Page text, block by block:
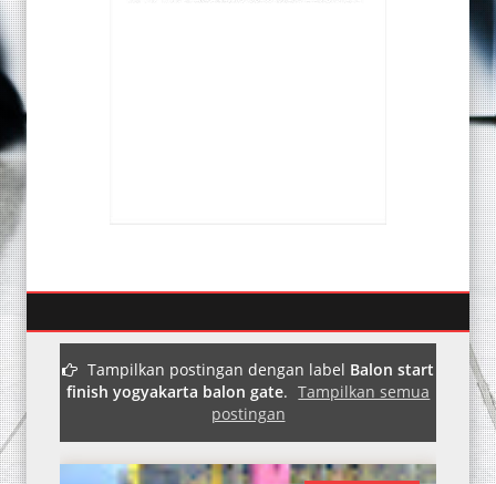
Tampilkan postingan dengan label Balon start
finish yogyakarta balon gate. Tampilkan semua
postingan